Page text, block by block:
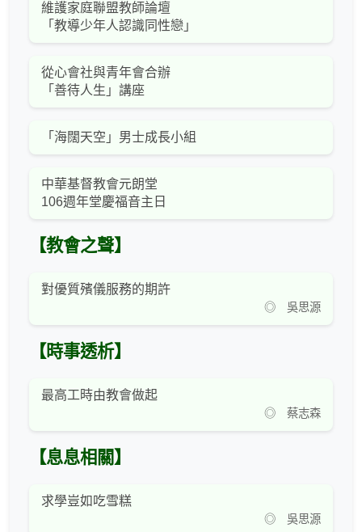
維護家庭聯盟教師論壇
「教導少年人認識同性戀」
從心會社與青年會合辦
「善待人生」講座
「海闊天空」男士成長小組
中華基督教會元朗堂
106週年堂慶福音主日
【教會之聲】
對優質殯儀服務的期許
◎ 吳思源
【時事透析】
最高工時由教會做起
◎ 蔡志森
【息息相關】
求學豈如吃雪糕
◎ 吳思源